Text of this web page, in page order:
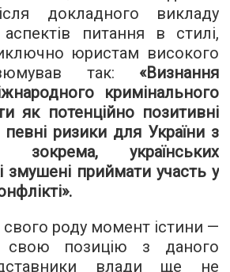
докладного викладу
аспектів питання в стилі,
юристам високого
так: «Визнання
кримінального
як потенційно позитивні
певні ризики для України з
українських
змушені приймати участь у
роду момент істини —
свою позицію з даного
влади ще не